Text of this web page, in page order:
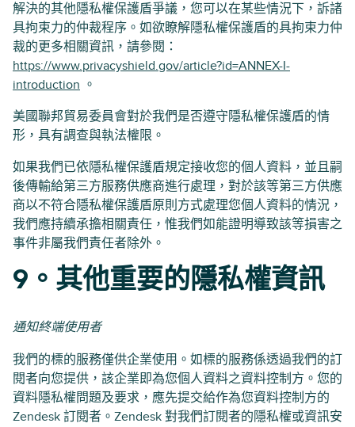
解決的其他隱私權保護盾爭議，您可以在某些情況下，訴諸
具拘束力的仲裁程序。如欲瞭解隱私權保護盾的具拘束力仲
裁的更多相關資訊，請參閱：
https://www.privacyshield.gov/article?id=ANNEX-I-
introduction 。
美國聯邦貿易委員會對於我們是否遵守隱私權保護盾的情
形，具有調查與執法權限。
如果我們已依隱私權保護盾規定接收您的個人資料，並且嗣
後傳輸給第三方服務供應商進行處理，對於該等第三方供應
商以不符合隱私權保護盾原則方式處理您個人資料的情況，
我們應持續承擔相關責任，惟我們如能證明導致該等損害之
事件非屬我們責任者除外。
9。其他重要的隱私權資訊
通知終端使用者
我們的標的服務僅供企業使用。如標的服務係透過我們的訂
閱者向您提供，該企業即為您個人資料之資料控制方。您的
資料隱私權問題及要求，應先提交給作為您資料控制方的
Zendesk 訂閱者。Zendesk 對我們訂閱者的隱私權或資訊安